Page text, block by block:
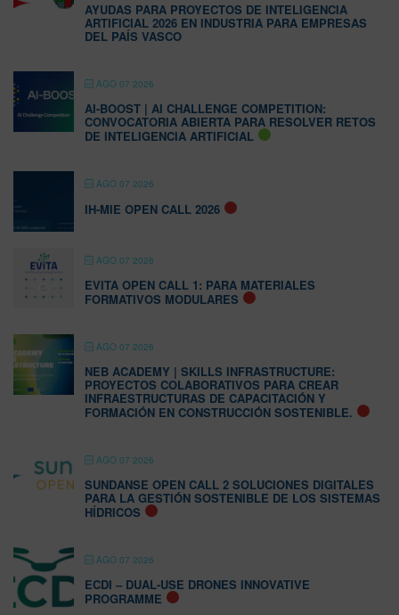
AYUDAS PARA PROYECTOS DE INTELIGENCIA
ARTIFICIAL 2026 EN INDUSTRIA PARA EMPRESAS
DEL PAÍS VASCO
AGO 07 2026
AI-BOOST | AI CHALLENGE COMPETITION:
CONVOCATORIA ABIERTA PARA RESOLVER RETOS
DE INTELIGENCIA ARTIFICIAL
AGO 07 2026
IH-MIE OPEN CALL 2026
AGO 07 2026
EVITA OPEN CALL 1: PARA MATERIALES
FORMATIVOS MODULARES
AGO 07 2026
NEB ACADEMY | SKILLS INFRASTRUCTURE:
PROYECTOS COLABORATIVOS PARA CREAR
INFRAESTRUCTURAS DE CAPACITACIÓN Y
FORMACIÓN EN CONSTRUCCIÓN SOSTENIBLE.
AGO 07 2026
SUNDANSE OPEN CALL 2 SOLUCIONES DIGITALES
PARA LA GESTIÓN SOSTENIBLE DE LOS SISTEMAS
HÍDRICOS
AGO 07 2026
ECDI – DUAL-USE DRONES INNOVATIVE
PROGRAMME